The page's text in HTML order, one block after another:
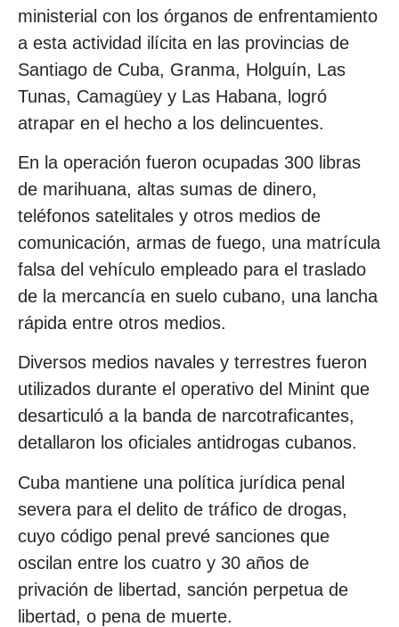
ministerial con los órganos de enfrentamiento
a esta actividad ilícita en las provincias de
Santiago de Cuba, Granma, Holguín, Las
Tunas, Camagüey y Las Habana, logró
atrapar en el hecho a los delincuentes.
En la operación fueron ocupadas 300 libras
de marihuana, altas sumas de dinero,
teléfonos satelitales y otros medios de
comunicación, armas de fuego, una matrícula
falsa del vehículo empleado para el traslado
de la mercancía en suelo cubano, una lancha
rápida entre otros medios.
Diversos medios navales y terrestres fueron
utilizados durante el operativo del Minint que
desarticuló a la banda de narcotraficantes,
detallaron los oficiales antidrogas cubanos.
Cuba mantiene una política jurídica penal
severa para el delito de tráfico de drogas,
cuyo código penal prevé sanciones que
oscilan entre los cuatro y 30 años de
privación de libertad, sanción perpetua de
libertad, o pena de muerte.